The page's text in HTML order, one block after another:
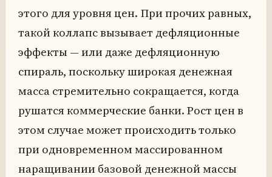
этого для уровня цен. При прочих равных,
такой коллапс вызывает дефляционные
эффекты — или даже дефляционную
спираль, поскольку широкая денежная
масса стремительно сокращается, когда
рушатся коммерческие банки. Рост цен в
этом случае может происходить только
при одновременном массированном
наращивании базовой денежной массы